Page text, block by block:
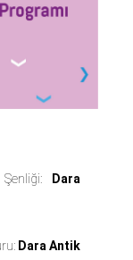
Şenliği:
Dara
Dara Antik